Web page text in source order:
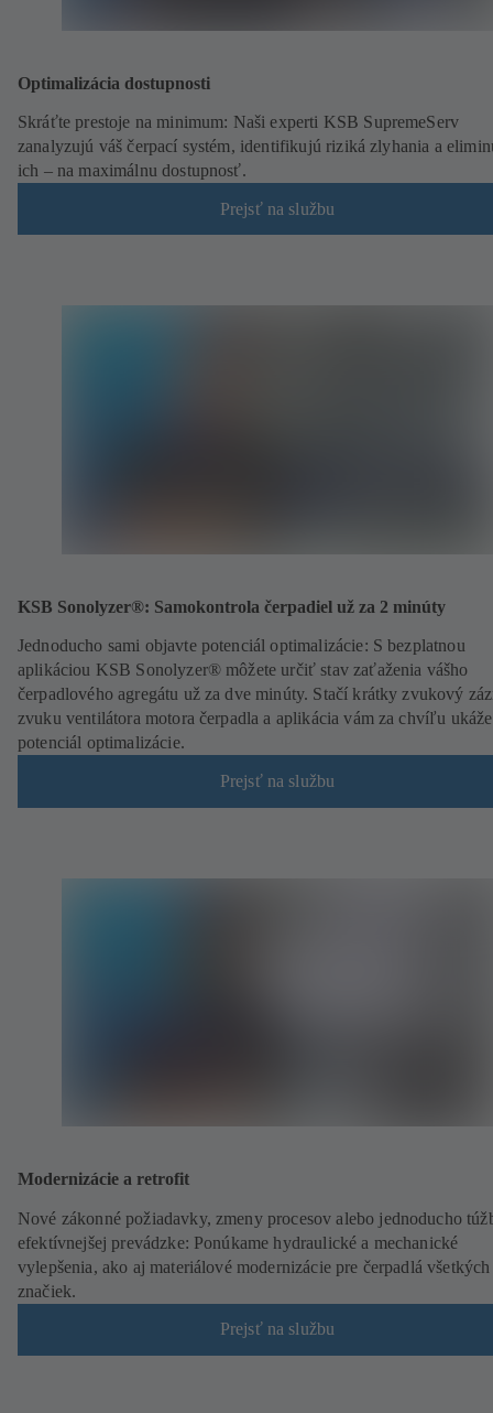
Optimalizácia dostupnosti
Skráťte prestoje na minimum: Naši experti KSB SupremeServ
zanalyzujú váš čerpací systém, identifikujú riziká zlyhania a
ich – na maximálnu dostupnosť.
Prejsť na službu
KSB Sonolyzer®: Samokontrola čerpadiel už za 2 minúty
Jednoducho sami objavte potenciál optimalizácie: S bezplatnou
aplikáciou KSB Sonolyzer® môžete určiť stav zaťaženia vášho
čerpadlového agregátu už za dve minúty. Stačí krátky zvukový
zvuku ventilátora motora čerpadla a aplikácia vám za chvíľu
potenciál optimalizácie.
Prejsť na službu
Modernizácie a retrofit
Nové zákonné požiadavky, zmeny procesov alebo jednoducho
efektívnejšej prevádzke: Ponúkame hydraulické a mechanické
vylepšenia, ako aj materiálové modernizácie pre čerpadlá všetkých
značiek.
Prejsť na službu